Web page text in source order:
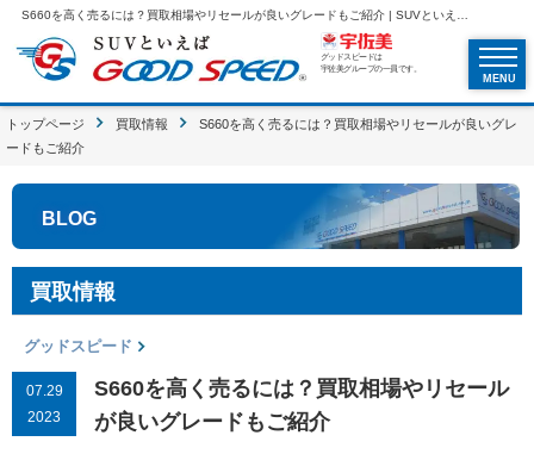
グッドスピードは
宇佐美グループの一員です。
MENU
トップページ 買取情報
S660を高く売るには？買取相場やリセールが良いグレ
ードもご紹介
BLOG
買取情報
グッドスピード
07.29
2023
S660を高く売るには？買取相場やリセール
が良いグレードもご紹介